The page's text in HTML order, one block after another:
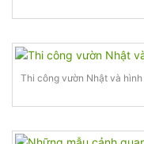
Thi công vườn Nhật và